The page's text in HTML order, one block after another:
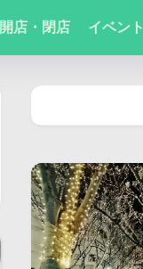
開店・閉店 イベント